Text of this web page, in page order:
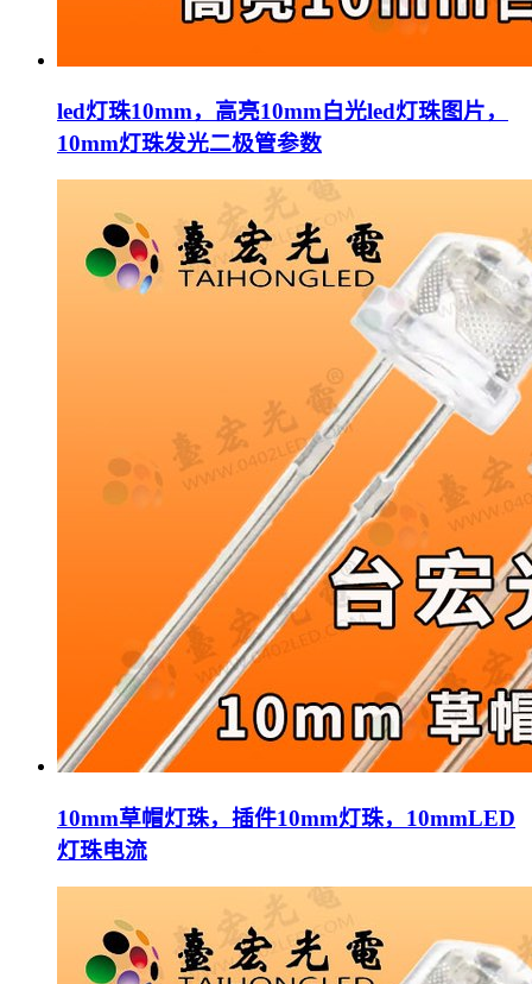
led灯珠10mm，高亮10mm白光led灯珠图片，
10mm灯珠发光二极管参数
10mm草帽灯珠，插件10mm灯珠，10mmLED
灯珠电流